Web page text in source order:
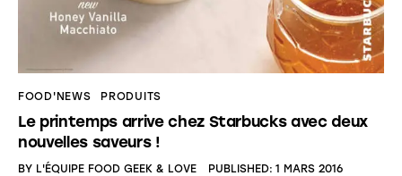
FOOD'NEWS PRODUITS
Le printemps arrive chez Starbucks avec deux
nouvelles saveurs !
BY L'ÉQUIPE FOOD GEEK & LOVE PUBLISHED: 1 MARS 2016